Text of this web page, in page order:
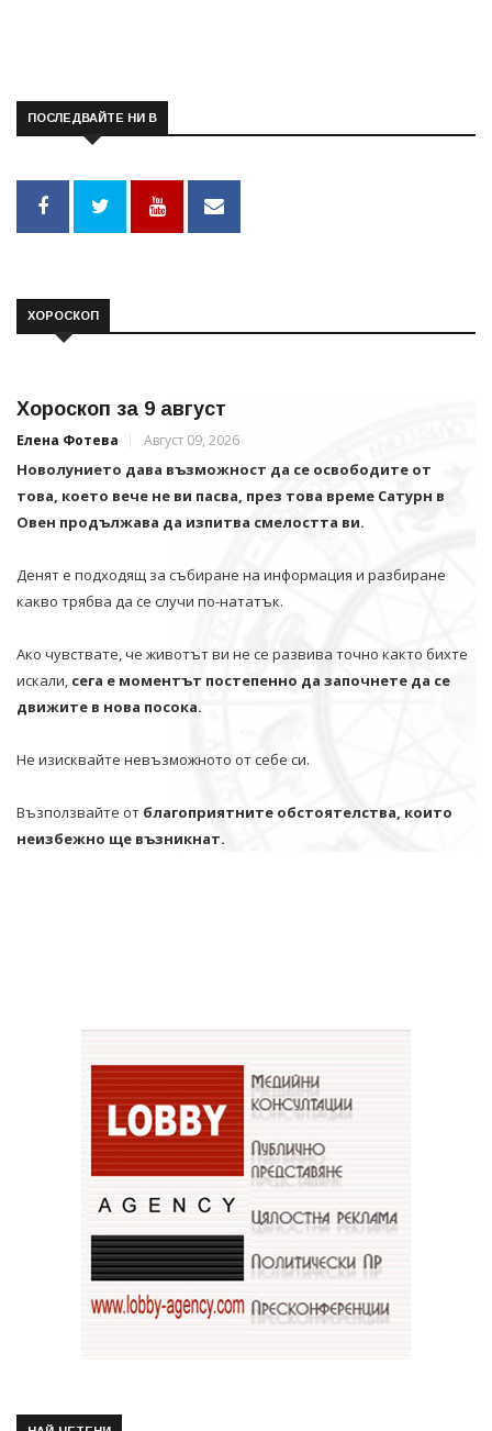
ПОСЛЕДВАЙТЕ НИ В
ХОРОСКОП
Хороскоп за 9 август
Елена Фотева Август 09, 2026
Новолунието дава възможност да се освободите от
това, което вече не ви пасва, през това време Сатурн в
Овен продължава да изпитва смелостта ви.
Денят е подходящ за събиране на информация и разбиране
какво трябва да се случи по-нататък.
Ако чувствате, че животът ви не се развива точно както бихте
искали, сега е моментът постепенно да започнете да се
движите в нова посока.
Не изисквайте невъзможното от себе си.
Възползвайте от благоприятните обстоятелства, които
неизбежно ще възникнат.